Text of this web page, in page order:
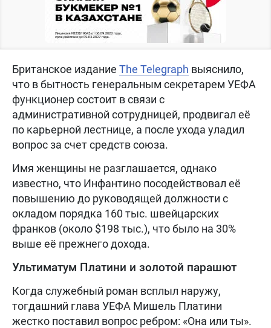
Британское издание The Telegraph выяснило,
что в бытность генеральным секретарем УЕФА
функционер состоит в связи с
административной сотрудницей, продвигал её
по карьерной лестнице, а после ухода уладил
вопрос за счет средств союза.
Имя женщины не разглашается, однако
известно, что Инфантино посодействовал её
повышению до руководящей должности с
окладом порядка 160 тыс. швейцарских
франков (около $198 тыс.), что было на 30%
выше её прежнего дохода.
Ультиматум Платини и золотой парашют
Когда служебный роман всплыл наружу,
тогдашний глава УЕФА Мишель Платини
жестко поставил вопрос ребром: «Она или ты».